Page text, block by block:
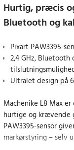
Hurtig, præcis
Bluetooth og
Pixart PAW3395-
2,4 GHz, Bluetooth
Ultralet design på
Machenike L8 Max
hurtige og krævende
PAW3395-sensor
markørstyring – selv